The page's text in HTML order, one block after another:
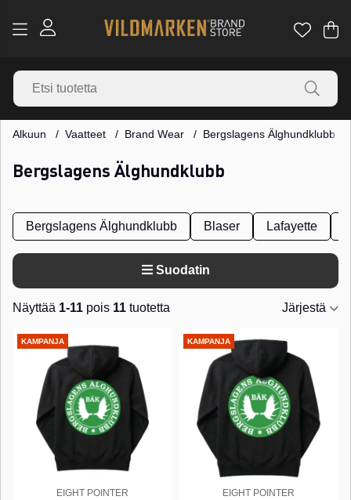
.
Alkuun Vaatteet Brand Wear Bergslagens Älghundklubb
Bergslagens Älghundklubb
Bergslagens Älghundklubb Blaser Lafayette
Suodatin
Näyttää 1-11 pois 11 tuotetta
Järjestä
Tuotteet
KAMPANJA
EIGHT POINTER
KAMPANJA
EIGHT POINTER